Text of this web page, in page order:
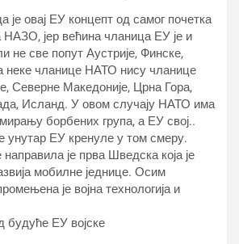
је овај ЕУ концепт од самог почетка
јер већина чланица ЕУ је и
не све попут Аустрије, Финске,
неке чланице НАТО нису чланице
Северне Македоније, Црна Гора,
Исланд. У овом случају НАТО има
борбених група, а ЕУ свој..
унутар ЕУ кренуле у том смеру.
је прва Шведска која је
мобилне једнице. Осим
је војна технологија и
будуће ЕУ војске